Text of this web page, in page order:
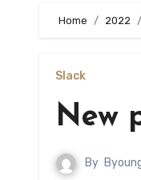
Home 2022
Slack
New
By